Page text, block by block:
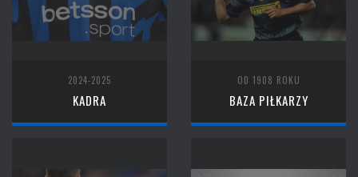
2024-2025
KADRA
OD 1908 ROKU
BAZA PIŁKARZY